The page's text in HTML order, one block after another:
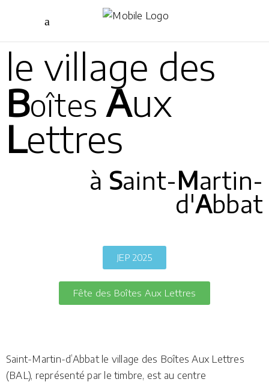
le village des
Boîtes Aux
Lettres
à Saint-Martin-
d'Abbat
JEP 2025
Fête des Boîtes Aux Lettres
Saint-Martin-d’Abbat le village des Boîtes Aux Lettres
(BAL), représenté par le timbre, est au centre